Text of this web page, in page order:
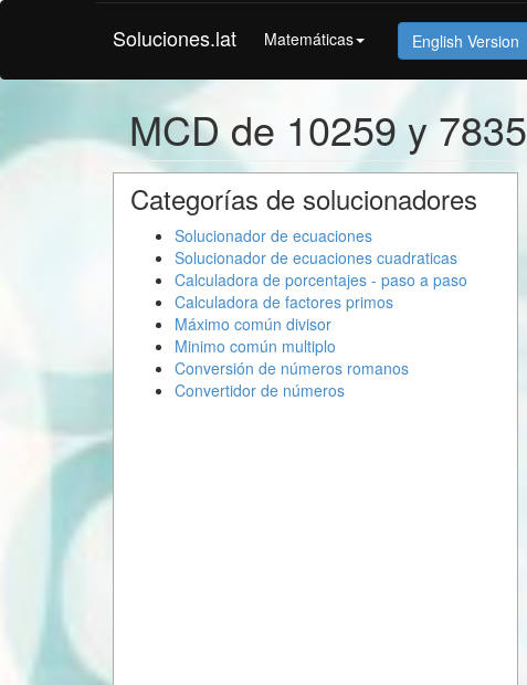
Soluciones.lat Matemáticas English Version
MCD de 10259 y 7835
Categorías de solucionadores
Solucionador de ecuaciones
Solucionador de ecuaciones cuadraticas
Calculadora de porcentajes - paso a paso
Calculadora de factores primos
Máximo común divisor
Minimo común multiplo
Conversión de números romanos
Convertidor de números